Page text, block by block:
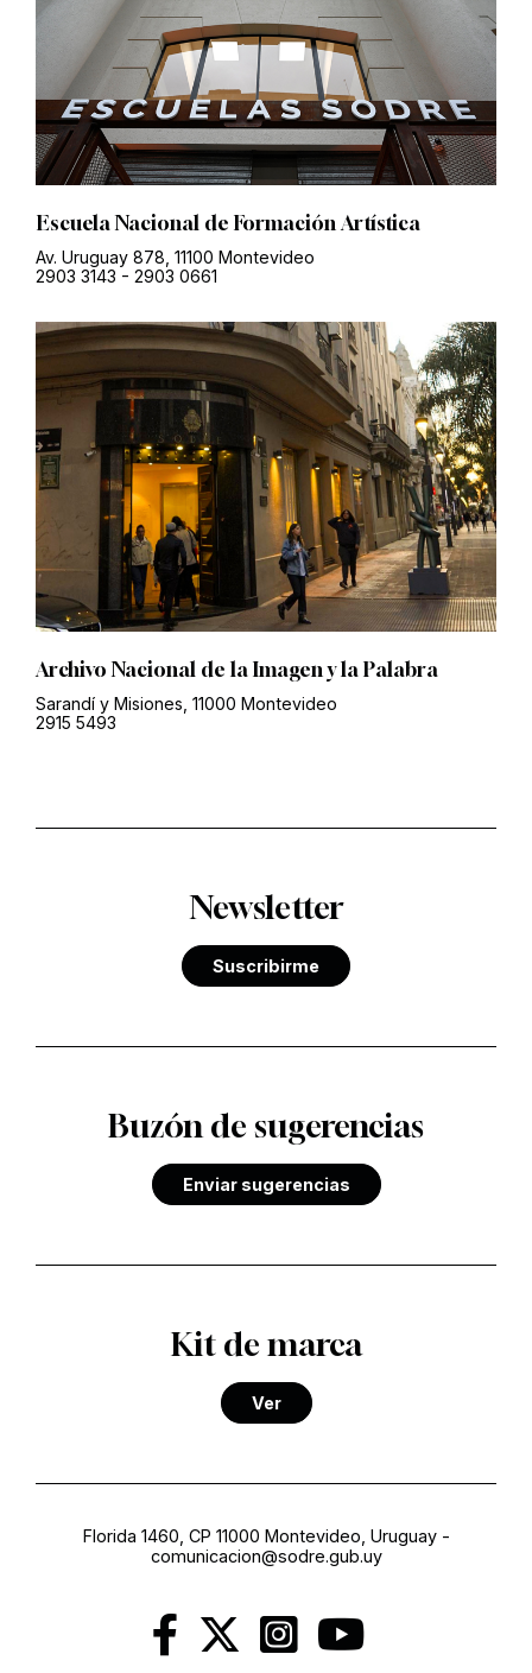
Escuela Nacional de Formación Artística
Av. Uruguay 878, 11100 Montevideo
2903 3143 - 2903 0661
Archivo Nacional de la Imagen y la Palabra
Sarandí y Misiones, 11000 Montevideo
2915 5493
Newsletter
Suscribirme
Buzón de sugerencias
Enviar sugerencias
Kit de marca
Ver
Florida 1460, CP 11000 Montevideo, Uruguay-
comunicacion@sodre.gub.uy